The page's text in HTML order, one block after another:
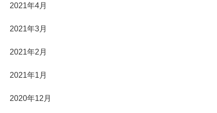
2021年4月
2021年3月
2021年2月
2021年1月
2020年12月